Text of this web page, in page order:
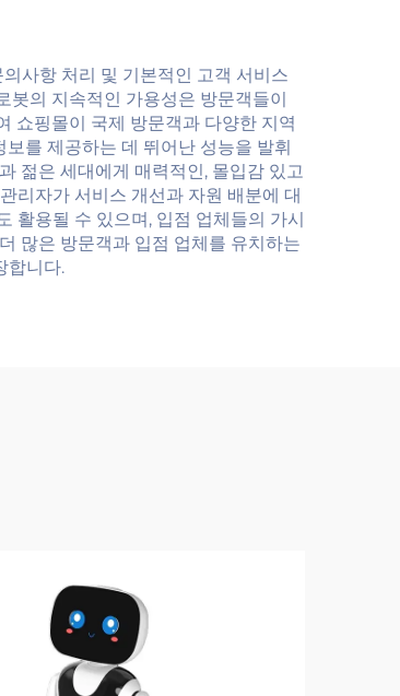
사항 처리 및 기본적인 고객 서비스
봇의 지속적인 가용성은 방문객들이
쇼핑몰이 국제 방문객과 다양한 지역
를 제공하는 데 뛰어난 성능을 발휘
젊은 세대에게 매력적인, 몰입감 있고
리자가 서비스 개선과 자원 배분에 대
활용될 수 있으며, 입점 업체들의 가시
많은 방문객과 입점 업체를 유치하는
합니다.